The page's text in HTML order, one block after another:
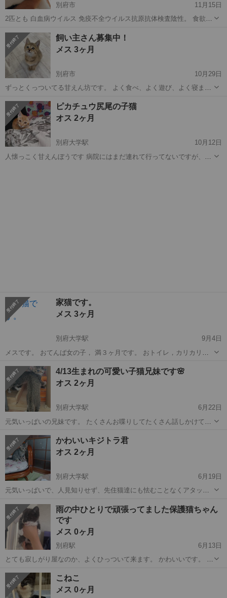
別府市
11月15日
2匹とも 白血病ウイルス 免疫不全ウイルス抗原抗体検査陰性。 食欲旺
す。 ママ ゴロスリの甘えん坊です。 とても仲良しなので一緒に家族
として迎えるてい...
大分 別府市 猫 台風
飼い主さん募集中！
メス 3ヶ月
別府市
10月29日
ずっとくっついてる甘えん坊です。 よく食べ、よく遊び、よく寝ま
す。 猫語ですが会話もできてお返事は上手です。 白血病 エイズ 共に
陰性です。 駆虫薬もしてるの...
大分 別府市 猫 ワクチン
ピカチュウ尻尾の子猫
オス 2ヶ月
別府大学駅
10月12日
人懐っこく甘えんぼうです 病院にはまだ連れて行ってないですが、良
家猫です。
メス 3ヶ月
別府大学駅
9月4日
メスです。 おてんば女の子， 満３ヶ月です。 おトイレ，カリカリの
いません。 近く健康診断に行く予定です。 家猫の避妊が間に合わず子
猫が生まれしまいました。...
大分 別府市 別府大学駅 猫 シャム
4/13生まれの可愛い子猫兄妹です🌸
オス 2ヶ月
別府大学駅
6月22日
元気いっぱいの兄妹です。 たくさんお喋りしてたくさん話しかけてき
まひろちゃん 茶キジ♂ 桃太郎くん ママ猫がエイズ白血病陰性です。
健康状態はとって...
大分 別府市 別府大学駅 猫
かわいいキジトラ君
オス 2ヶ月
別府大学駅
6月19日
元気いっぱいで、人見知りせず、先住猫達にも怯むことなくアタック
た。健康状態良好。 駐車場で鳴いている所を保護しました。可愛がっ
て下さる方、どうぞ宜しくお願いします。
大分 別府市 別府大学駅 猫 健康状態
雨の中ひとりで頑張ってました保護猫ちゃん
です
メス 0ヶ月
別府駅
6月13日
とても寂しがり屋なのか、よくひっついて来ます。 かわいいです。 た
いません。本日中には行きます。 ぴょんぴょん飛んでかわいいです。
一昨日から近所の公園から...
大分 別府市
こねこ
メス 0ヶ月